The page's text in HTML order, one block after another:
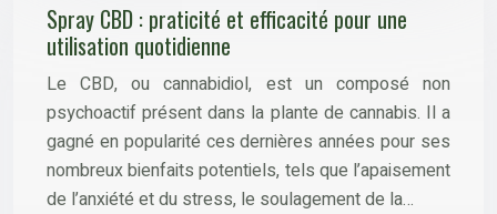
Spray CBD : praticité et efficacité pour une
utilisation quotidienne
Le CBD, ou cannabidiol, est un composé non
psychoactif présent dans la plante de cannabis. Il a
gagné en popularité ces dernières années pour ses
nombreux bienfaits potentiels, tels que l’apaisement
de l’anxiété et du stress, le soulagement de la…